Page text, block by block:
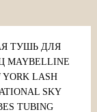
ТУШЬ ДЛЯ
MAYBELLINE
YORK LASH
SKY
TUBING